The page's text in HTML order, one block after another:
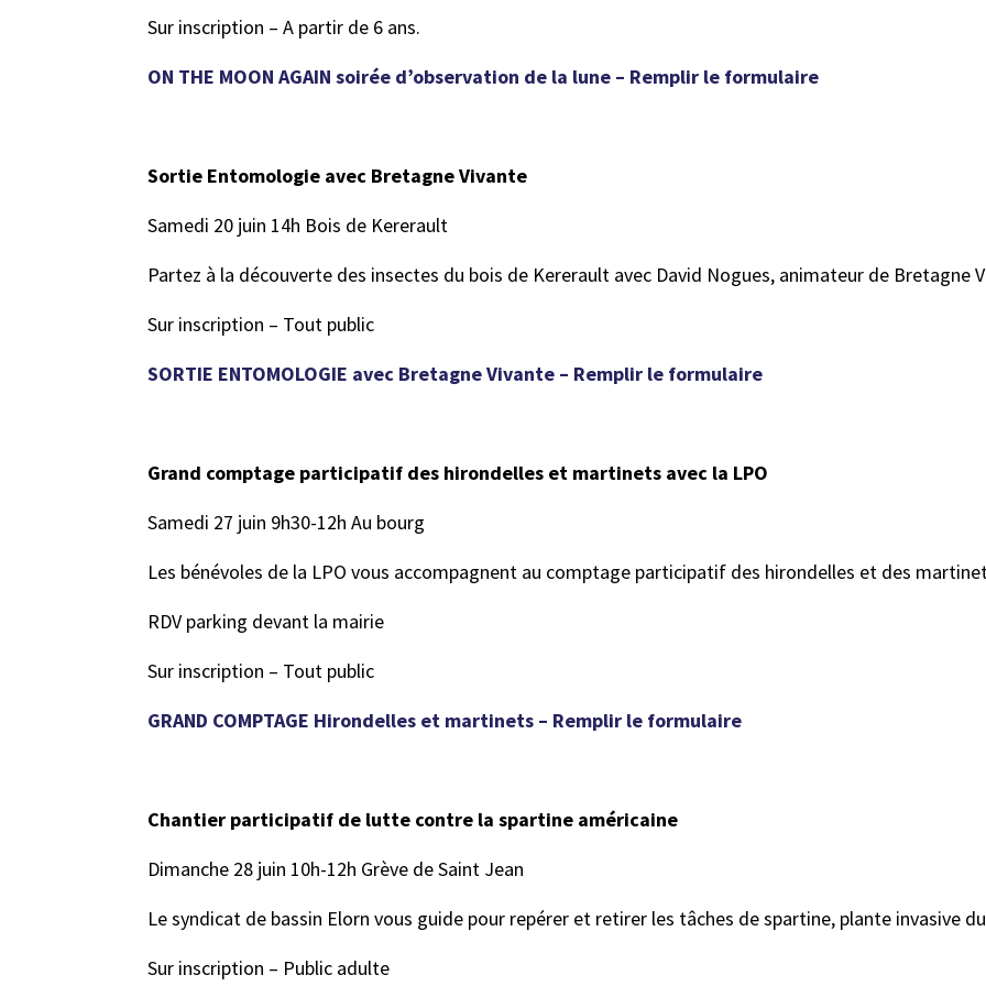
Sur inscription – A partir de 6 ans.
ON THE MOON AGAIN soirée d’observation de la lune – Remplir le formulaire
Sortie Entomologie avec Bretagne Vivante
Samedi 20 juin 14h Bois de Kererault
Partez à la découverte des insectes du bois de Kererault avec David Nogues, animateur de Bretagne
Sur inscription – Tout public
SORTIE ENTOMOLOGIE avec Bretagne Vivante – Remplir le formulaire
Grand comptage participatif des hirondelles et martinets avec la LPO
Samedi 27 juin 9h30-12h Au bourg
Les bénévoles de la LPO vous accompagnent au comptage participatif des hirondelles et des
RDV parking devant la mairie
Sur inscription – Tout public
GRAND COMPTAGE Hirondelles et martinets – Remplir le formulaire
Chantier participatif de lutte contre la spartine américaine
Dimanche 28 juin 10h-12h Grève de Saint Jean
Le syndicat de bassin Elorn vous guide pour repérer et retirer les tâches de spartine, plante invasive
Sur inscription – Public adulte